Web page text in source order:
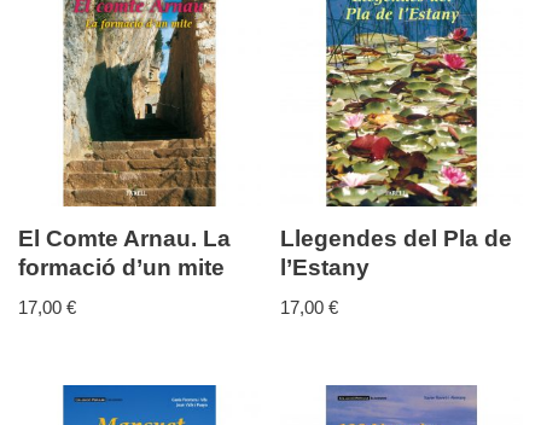
El Comte Arnau. La
formació d’un mite
17,00 €
Llegendes del Pla de
l’Estany
17,00€